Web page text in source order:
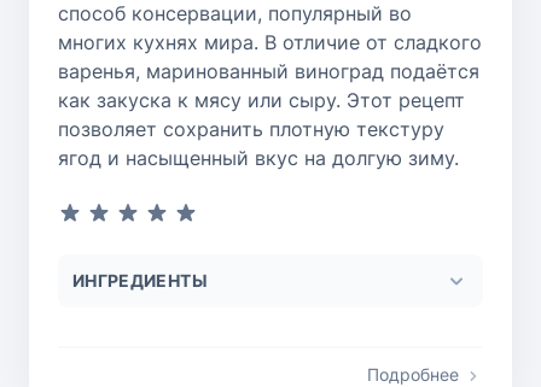
способ консервации, популярный во
многих кухнях мира. В отличие от сладкого
варенья, маринованный виноград подаётся
как закуска к мясу или сыру. Этот рецепт
позволяет сохранить плотную текстуру
ягод и насыщенный вкус на долгую зиму.
ИНГРЕДИЕНТЫ
Подробнее